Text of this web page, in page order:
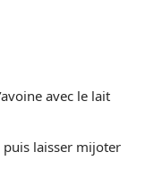
avec le lait
laisser mijoter